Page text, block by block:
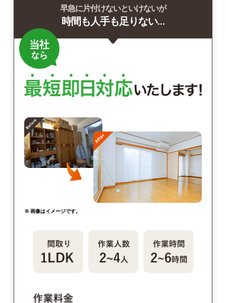
早急に片付けないといけないが
時間も人手も足りない…
※ 画像はイメージです。